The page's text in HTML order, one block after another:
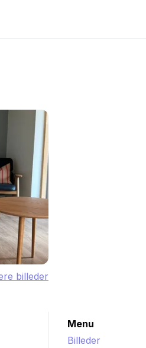
billeder
Menu
Billeder